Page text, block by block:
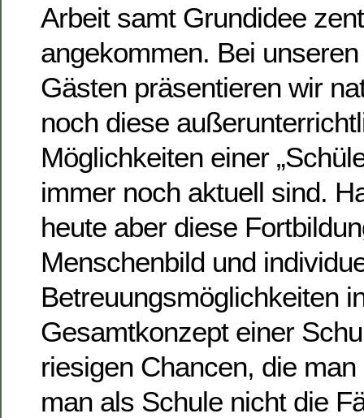
Arbeit samt Grundidee
angekommen. Bei
Gästen präsentieren wir
noch diese
Möglichkeiten einer
immer noch aktuell sind.
heute aber diese
Menschenbild und
Betreuungsmöglichkeiten
Gesamtkonzept einer
riesigen Chancen, die
man als Schule nicht die